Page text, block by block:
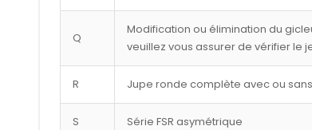
Q
Modification ou élimination du
veuillez vous assurer de vérifier le
R Jupe ronde complète avec ou
S Série FSR asymétrique